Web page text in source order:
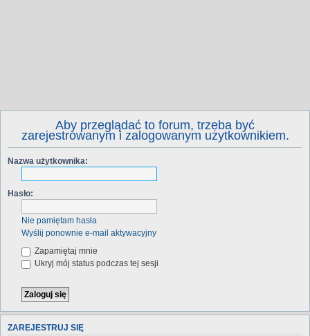
Aby przeglądać to forum, trzeba być
zarejestrowanym i zalogowanym użytkownikiem.
Nazwa użytkownika:
Hasło:
Nie pamiętam hasła
Wyślij ponownie e-mail aktywacyjny
Zapamiętaj mnie
Ukryj mój status podczas tej sesji
ZAREJESTRUJ SIĘ